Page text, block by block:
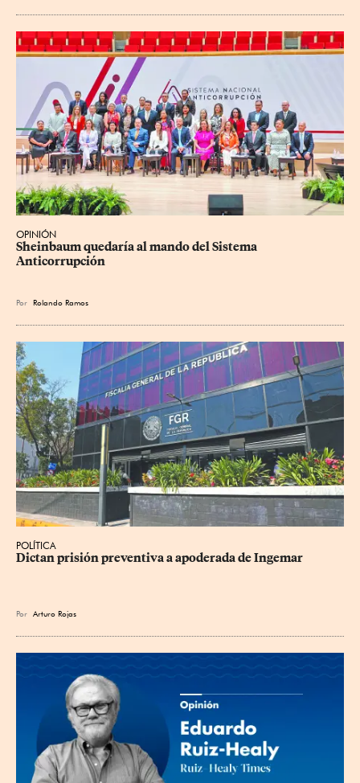
OPINIÓN
Sheinbaum quedaría al mando del Sistema
Anticorrupción
Por Rolando Ramos
POLÍTICA
Dictan prisión preventiva a apoderada de Ingemar
Por Arturo Rojas